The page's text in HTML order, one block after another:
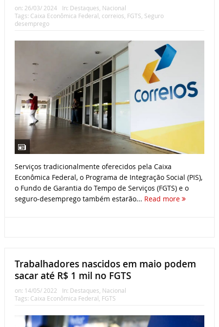
on: 26/03/ 2024 In: Destaques Nacional
Tags: Caixa Econômica Federal correios FGTS Seguro
desemprego
Serviços tradicionalmente oferecidos pela Caixa
Econômica Federal, o Programa de Integração Social (PIS),
o Fundo de Garantia do Tempo de Serviços (FGTS) e o
seguro-desemprego também estarão... Read more
Trabalhadores nascidos em maio podem
sacar até R$ 1 mil no FGTS
on: 14/05/ 2022 In: Destaques, Nacional
Tags: Caixa Econômica Federal, FGTS